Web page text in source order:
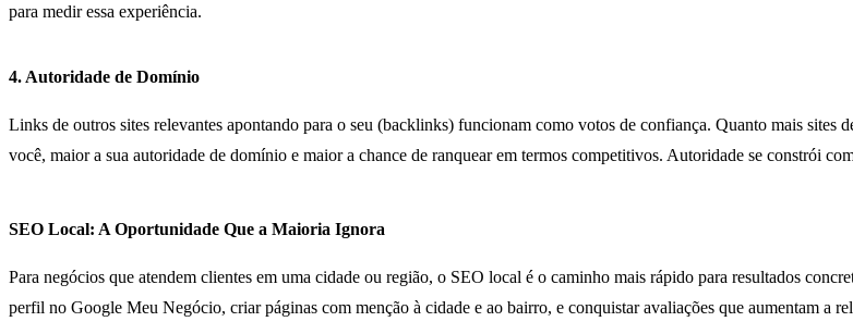
para medir essa experiência.
4. Autoridade de Domínio
Links de outros sites relevantes apontando para o seu (backlinks) funcionam como votos de confiança. Quanto mais sites
você, maior a sua autoridade de domínio e maior a chance de ranquear em termos competitivos. Autoridade se constrói
SEO Local: A Oportunidade Que a Maioria Ignora
Para negócios que atendem clientes em uma cidade ou região, o SEO local é o caminho mais rápido para resultados
perfil no Google Meu Negócio, criar páginas com menção à cidade e ao bairro, e conquistar avaliações que aumentam a